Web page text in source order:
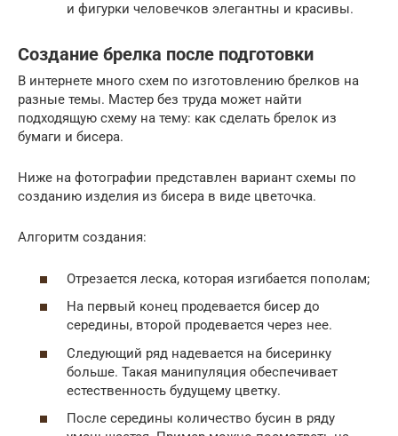
и фигурки человечков элегантны и красивы.
Создание брелка после подготовки
В интернете много схем по изготовлению брелков на
разные темы. Мастер без труда может найти
подходящую схему на тему: как сделать брелок из
бумаги и бисера.
Ниже на фотографии представлен вариант схемы по
созданию изделия из бисера в виде цветочка.
Алгоритм создания:
Отрезается леска, которая изгибается пополам;
На первый конец продевается бисер до
середины, второй продевается через нее.
Следующий ряд надевается на бисеринку
больше. Такая манипуляция обеспечивает
естественность будущему цветку.
После середины количество бусин в ряду